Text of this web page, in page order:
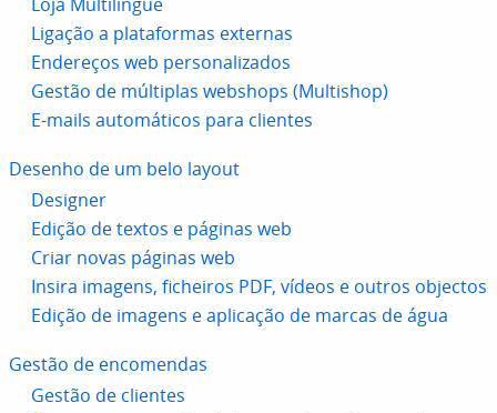
Ligação a plataformas externas
Endereços web personalizados
Gestão de múltiplas webshops (Multishop)
E-mails automáticos para clientes
Desenho de um belo layout
Designer
Edição de textos e páginas web
Criar novas páginas web
Insira imagens, ficheiros PDF, vídeos e outros objectos
Edição de imagens e aplicação de marcas de água
Gestão de encomendas
Gestão de clientes